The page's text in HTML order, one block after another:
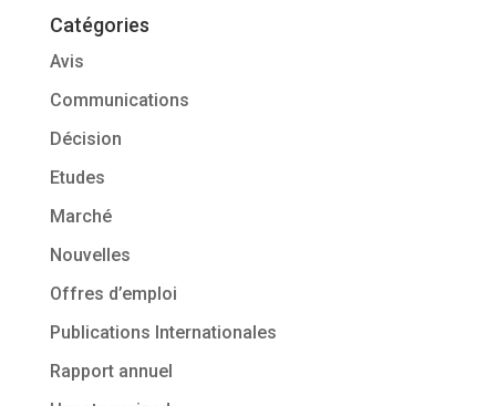
Catégories
Avis
Communications
Décision
Etudes
Marché
Nouvelles
Offres d’emploi
Publications Internationales
Rapport annuel